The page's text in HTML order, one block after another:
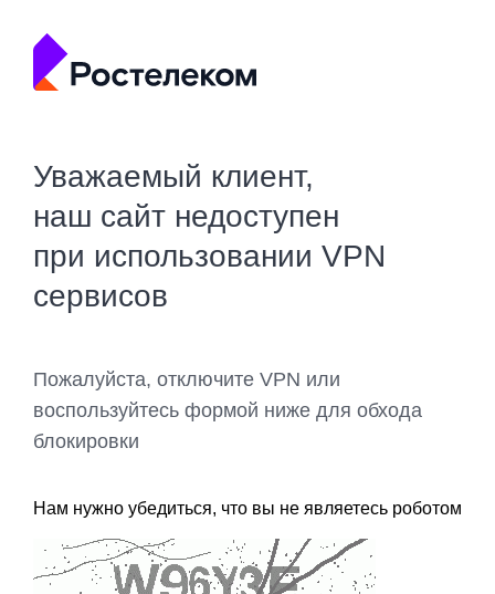
Уважаемый клиент,
наш сайт недоступен
при использовании VPN
сервисов
Пожалуйста, отключите VPN или
воспользуйтесь формой ниже для обхода
блокировки
Нам нужно убедиться, что вы не являетесь роботом